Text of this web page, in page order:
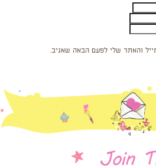
והאתר שלי לפעם הבאה שאגיב.